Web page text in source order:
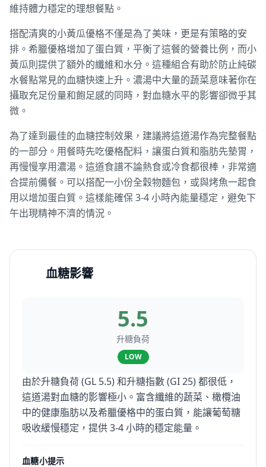
維持體力穩定的理想餐點。
搭配清爽的小黃瓜優格不僅是為了美味，更是有策略的安
排。希臘優格增加了蛋白質，平衡了這餐的營養比例，而小
黃瓜則提供了額外的纖維和水分。這種組合有助於防止純碳
水餐點常見的血糖快速上升。濃湯中大量的蔬菜意味著你在
攝取充足份量和飽足感的同時，對血糖水平的影響卻微乎其
微。
為了達到最佳的血糖控制效果，建議將這道湯作為完整餐點
的一部分。用餐時先吃優格配料，讓蛋白質和脂肪先墊胃，
再慢慢享用濃湯。這道食譜不論熱食或冷食都很棒，非常適
合提前備餐。可以搭配一小份全穀物麵包，或與烤魚一起食
用以增加蛋白質。這樣能確保 3-4 小時內能量穩定，避免下
午出現精神不濟的情況。
血糖影響
5.5
升糖負荷
LOW
由於升糖負荷 (GL 5.5) 和升糖指數 (GI 25) 都很低，
這道湯對血糖的影響極小。富含纖維的蔬菜、橄欖油
中的健康脂肪以及希臘優格中的蛋白質，能讓葡萄糖
吸收緩慢穩定，提供 3-4 小時的穩定能量。
血糖小提示